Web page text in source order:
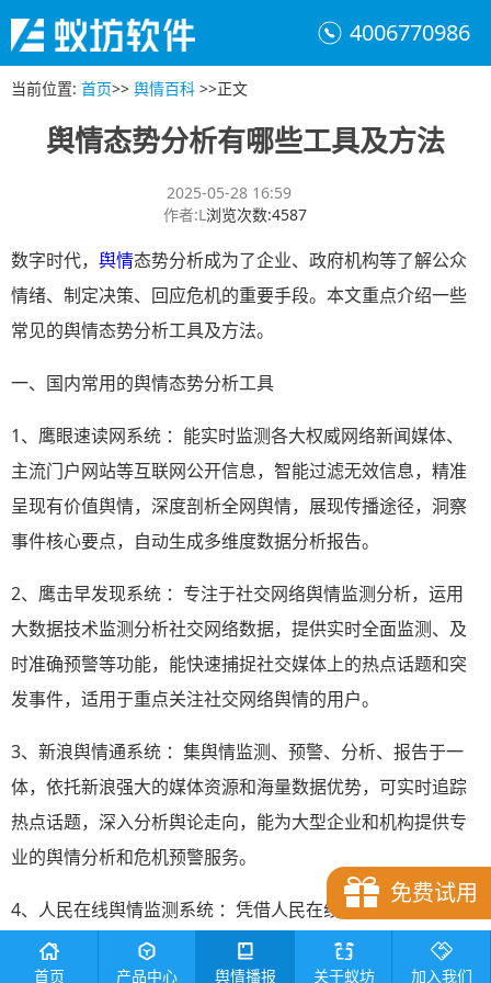
4006770986
当前位置: 首页>> 舆情百科 >>正文
舆情态势分析有哪些工具及方法
2025-05-28 16:59
作者:L浏览次数:4587
数字时代， 舆情态势分析成为了企业、政府机构等了解公众
情绪、制定决策、回应危机的重要手段。本文重点介绍一些
常见的舆情态势分析工具及方法。
一、国内常用的舆情态势分析工具
1、鹰眼速读网系统 ：能实时监测各大权威网络新闻媒体、
主流门户网站等互联网公开信息，智能过滤无效信息，精准
呈现有价值舆情，深度剖析全网舆情，展现传播途径，洞察
事件核心要点，自动生成多维度数据分析报告。
2、鹰击早发现系统 ：专注于社交网络舆情监测分析，运用
大数据技术监测分析社交网络数据，提供实时全面监测、及
时准确预警等功能，能快速捕捉社交媒体上的热点话题和突
发事件，适用于重点关注社交网络舆情的用户。
3、新浪舆情通系统 ：集舆情监测、预警、分析、报告于一
体，依托新浪强大的媒体资源和海量数据优势，可实时追踪
热点话题，深入分析舆论走向，能为大型企业和机构提供专
业的舆情分析和危机预警服务。
4、人民在线舆情监测系统 ：凭借人民在线的技术实力和丰
富的舆情服务经验，提供及时、准确、全面的舆情监测服务
免费试用
首页 产品中心 舆情播报 关于蚁坊 加入我们